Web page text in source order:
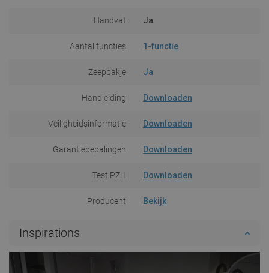
Handvat Ja
Aantal functies 1-functie
Zeepbakje Ja
Handleiding Downloaden
Veiligheidsinformatie Downloaden
Garantiebepalingen Downloaden
Test PZH Downloaden
Producent Bekijk
Inspirations